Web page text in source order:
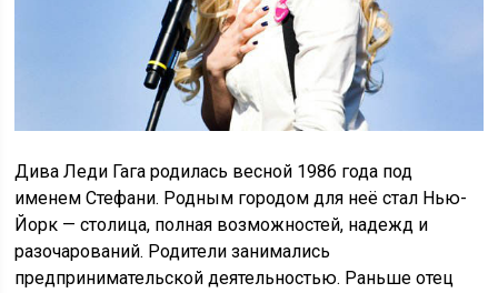
Дива Леди Гага родилась весной 1986 года под
именем Стефани. Родным городом для неё стал Нью-
Йорк — столица, полная возможностей, надежд и
разочарований. Родители занимались
предпринимательской деятельностью. Раньше отец